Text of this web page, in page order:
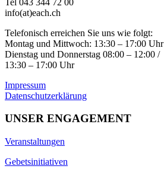
info(at)each.ch
Telefonisch erreichen Sie uns wie folgt:
Montag und Mittwoch: 13:30 – 17:00 Uhr
Dienstag und Donnerstag 08:00 – 12:00 /
13:30 – 17:00 Uhr
Impressum
Datenschutzerklärung
UNSER ENGAGEMENT
Veranstaltungen
Gebetsinitiativen